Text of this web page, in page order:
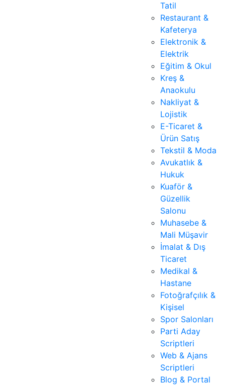
Tatil
Restaurant &
Kafeterya
Elektronik &
Elektrik
Eğitim & Okul
Kreş &
Anaokulu
Nakliyat &
Lojistik
E-Ticaret &
Ürün Satış
Tekstil & Moda
Avukatlık &
Hukuk
Kuaför &
Güzellik
Salonu
Muhasebe &
Mali Müşavir
İmalat & Dış
Ticaret
Medikal &
Hastane
Fotoğrafçılık &
Kişisel
Spor Salonları
Parti Aday
Scriptleri
Web & Ajans
Scriptleri
Blog & Portal